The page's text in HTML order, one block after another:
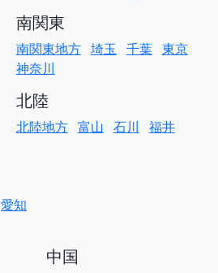
南関東
南関東地方 埼玉 千葉 東京
神奈川
北陸
北陸地方 富山 石川 福井
愛知
中国